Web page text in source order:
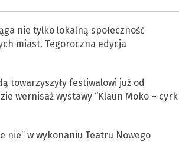
nie tylko lokalną społeczność
miast. Tegoroczna edycja
towarzyszyły festiwalowi już od
wernisaż wystawy “Klaun Moko – cyrk
nie” w wykonaniu Teatru Nowego